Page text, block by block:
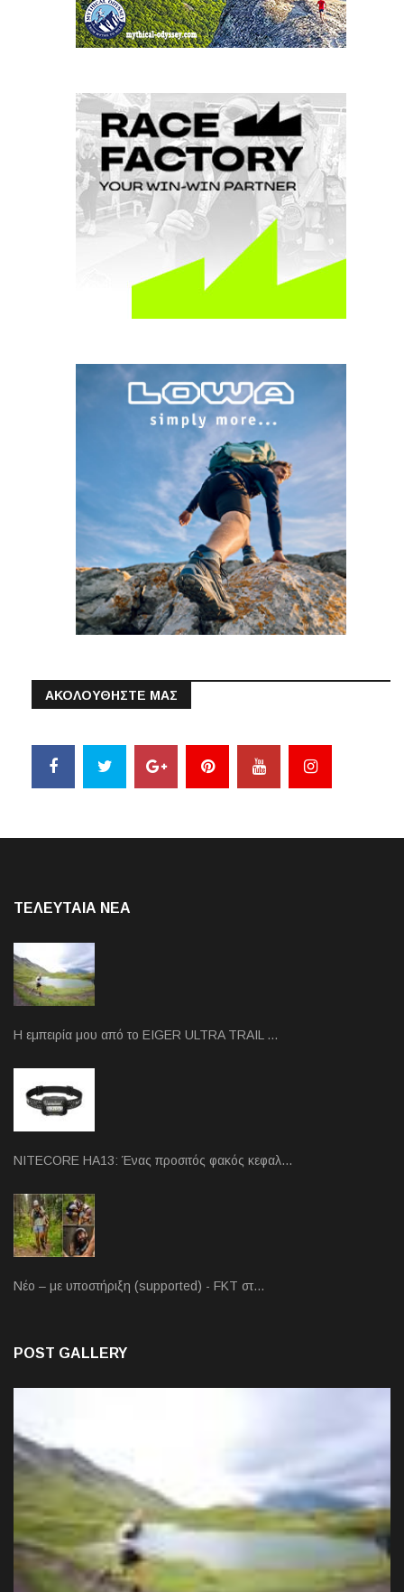
ΑΚΟΛΟΥΘΗΣΤΕ ΜΑΣ
ΤΕΛΕΥΤΑΙΑ NEA
Η εμπειρία μου από το EIGER ULTRA TRAIL …
NITECORE HA13: Ένας προσιτός φακός κεφαλ…
Νέο – με υποστήριξη (supported) - FKT στ…
POST GALLERY